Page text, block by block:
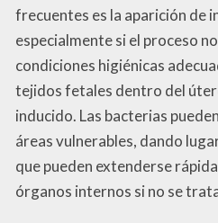
frecuentes es la aparición de
especialmente si el proceso
condiciones higiénicas
tejidos fetales dentro del
inducido. Las bacterias
áreas vulnerables, dando
que pueden extenderse
órganos internos si no se